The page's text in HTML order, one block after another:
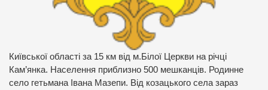
Київської області за 15 км від м.Білої Церкви на річці
Кам’янка. Населення приблизно 500 мешканців. Родинне
село гетьмана Івана Мазепи. Від козацького села зараз